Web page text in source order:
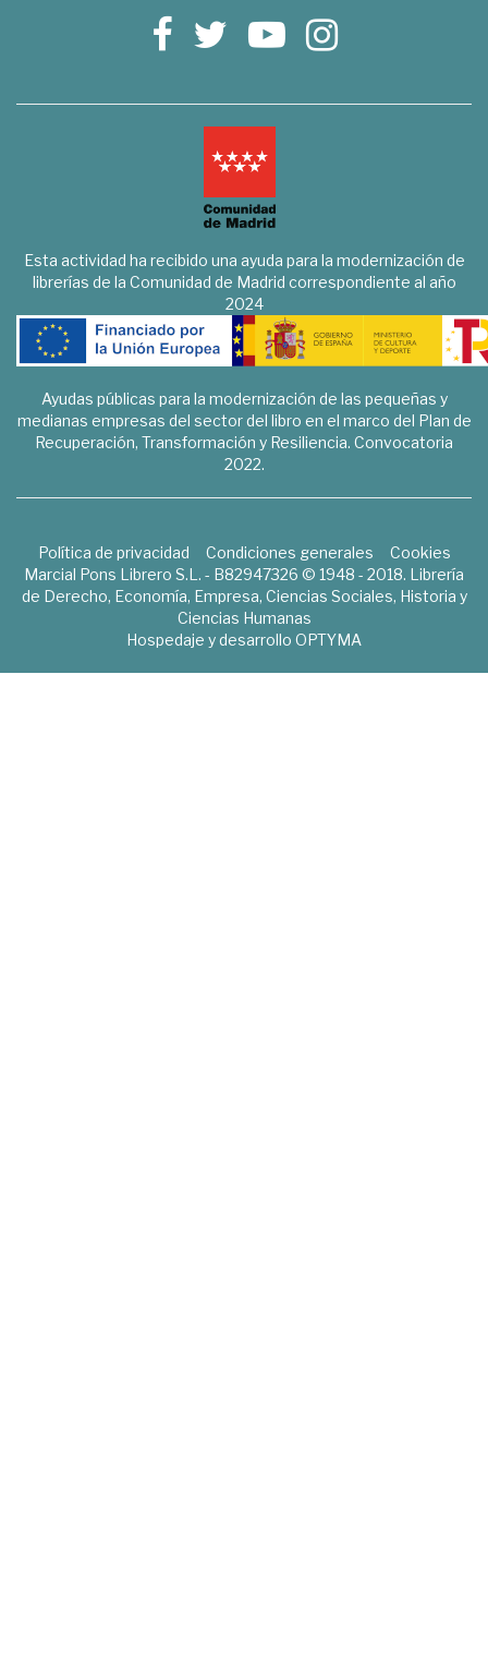
Esta actividad ha recibido una ayuda para la modernización de
librerías de la Comunidad de Madrid correspondiente al año
2024
Ayudas públicas para la modernización de las pequeñas y
medianas empresas del sector del libro en el marco del Plan de
Recuperación, Transformación y Resiliencia. Convocatoria
2022.
Política de privacidad Condiciones generales
Cookies
Marcial Pons Librero S.L. - B82947326 © 1948 - 2018. Librería
de Derecho, Economía, Empresa, Ciencias Sociales, Historia y
Ciencias Humanas
Hospedaje y desarrollo OPTYMA